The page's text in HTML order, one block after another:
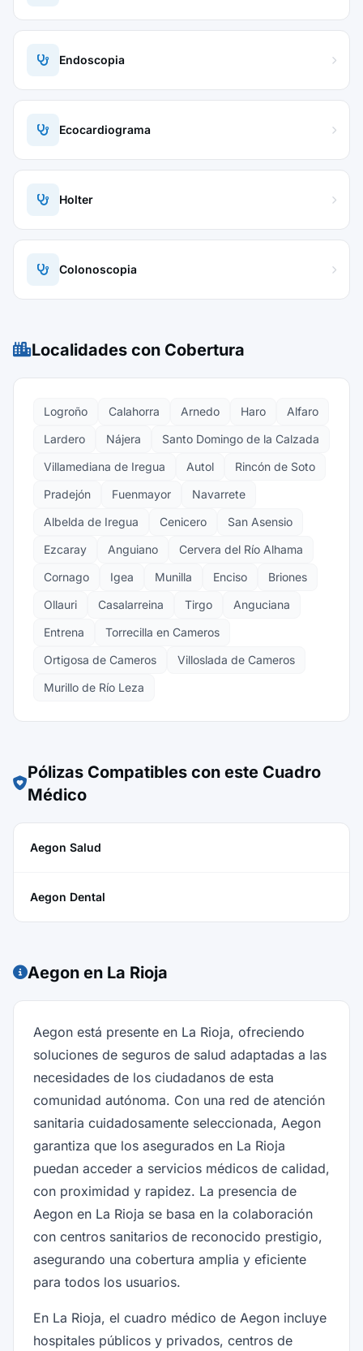
Endoscopia
Ecocardiograma
Holter
Colonoscopia
Localidades con Cobertura
Logroño Calahorra Arnedo Haro
Alfaro
Lardero
Nájera
Santo Domingo de la Calzada
Villamediana de Iregua
Autol
Rincón de Soto
Pradejón
Fuenmayor
Navarrete
Albelda de Iregua
Cenicero
San Asensio
Ezcaray
Anguiano
Cervera del Río Alhama
Cornago
Igea Munilla Enciso
Briones
Ollauri
Casalarreina Tirgo
Anguciana
Entrena
Torrecilla en Cameros
Ortigosa de Cameros
Villoslada de Cameros
Murillo de Río Leza
Pólizas Compatibles con este Cuadro
Médico
Aegon Salud
Aegon Dental
Aegon en La Rioja
Aegon está presente en La Rioja, ofreciendo
soluciones de seguros de salud adaptadas a las
necesidades de los ciudadanos de esta
comunidad autónoma. Con una red de atención
sanitaria cuidadosamente seleccionada, Aegon
garantiza que los asegurados en La Rioja
puedan acceder a servicios médicos de calidad,
con proximidad y rapidez. La presencia de
Aegon en La Rioja se basa en la colaboración
con centros sanitarios de reconocido prestigio,
asegurando una cobertura amplia y eficiente
para todos los usuarios.
En La Rioja, el cuadro médico de Aegon incluye
hospitales públicos y privados, centros de